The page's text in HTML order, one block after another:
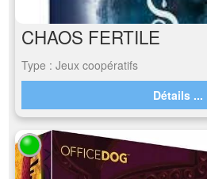
CHAOS FERTILE
Type : Jeux coopératifs
Détails ...